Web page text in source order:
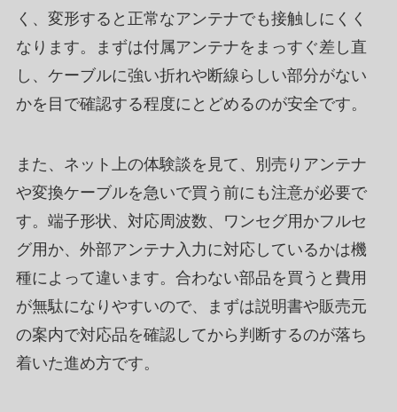
く、変形すると正常なアンテナでも接触しにくく
なります。まずは付属アンテナをまっすぐ差し直
し、ケーブルに強い折れや断線らしい部分がない
かを目で確認する程度にとどめるのが安全です。
また、ネット上の体験談を見て、別売りアンテナ
や変換ケーブルを急いで買う前にも注意が必要で
す。端子形状、対応周波数、ワンセグ用かフルセ
グ用か、外部アンテナ入力に対応しているかは機
種によって違います。合わない部品を買うと費用
が無駄になりやすいので、まずは説明書や販売元
の案内で対応品を確認してから判断するのが落ち
着いた進め方です。